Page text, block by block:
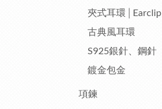
夾式耳環│Earclip
古典風耳環
S925銀針、鋼針
鍍金包金
項鍊